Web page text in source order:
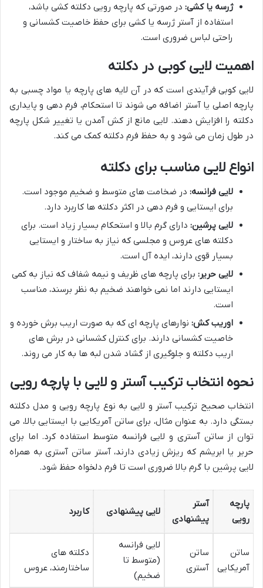
ژرسه یا کشی: در صورتی که پارچه رویی دکلته کشی باشد،
استفاده از آستر ژرسه یا کشی برای حفظ خاصیت کشسانی و
راحتی لباس ضروری است.
اهمیت لایی کوبی در دکلته
لایی کوبی فرآیندی است که در آن لایه های پارچه یا مواد چسبی به
پارچه اصلی یا آستر اضافه می شوند تا استحکام، فرم دهی و پایداری
دکلته را افزایش دهند. لایی مانع از کش آمدن یا تغییر شکل پارچه
در طول زمان می شود و به حفظ فرم دکلته کمک می کند.
انواع لایی مناسب برای دکلته
لایی فرانسه: در ضخامت های متوسط و ضخیم موجود است.
برای ایستایی و فرم دهی در اکثر دکلته ها کاربرد دارد.
لایی پرشین: دارای گرم بالا و استحکام بسیار زیاد است. برای
دکلته های عروس و مجلسی که نیاز به ساختار و ایستایی
بسیار قوی دارند، ایده آل است.
لایی حریر: برای پارچه های ظریف و نیمه شفاف که نیاز به کمی
ایستایی دارند اما نمی خواهند ضخیم به نظر برسند، مناسب
است.
اوریب کش: نوارهای پارچه ای که به صورت اریب برش خورده و
خاصیت کشسانی دارند. برای کنترل کشسانی در برش های
اریب دکلته و جلوگیری از گشاد شدن لبه ها به کار می روند.
نحوه انتخاب ترکیب آستر و لایی با پارچه رویی
انتخاب صحیح ترکیب آستر و لایی به نوع پارچه رویی و مدل دکلته
بستگی دارد. به عنوان مثال، برای ساتن آمریکایی با ایستایی بالا، می
توان از ساتن آستری و لایی فرانسه متوسط استفاده کرد. اما برای
حریر یا ابریشم که ریزش زیادی دارند، آستر ساتن آستری به همراه
لایی پرشین با گرم بالا ضروری است تا فرم دلخواه حفظ شود.
پارچه
رویی
آستر
پیشنهادی
لایی پیشنهادی کاربرد
ساتن
آمریکایی
ساتن
آستری
لایی فرانسه
(متوسط تا
ضخیم)
دکلته های
ساختارمند، عروس